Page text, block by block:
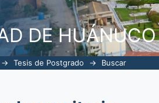
DE HUÁNUCO
→ Tesis de Postgrado → Buscar